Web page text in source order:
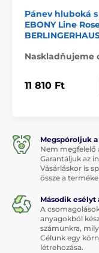
Pánev hluboká
EBONY Line
Naskladňujeme
11 810 Ft
Megspóroljuk
Nem megfelelő
Garantáljuk az
Vásárláskor is
össze a
Második esélyt
A
anyagokból
számunkra,
Célunk egy
létrehozása.